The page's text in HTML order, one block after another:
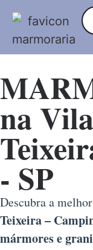
na
- SP
Descubra a melhor
Teixeira –
mármores e